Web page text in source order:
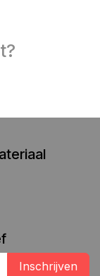
Inschrijven